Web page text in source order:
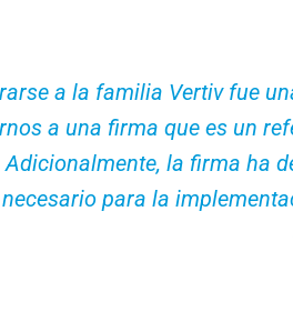
a la familia Vertiv fue
a una firma que es un
Adicionalmente, la firma ha
para la